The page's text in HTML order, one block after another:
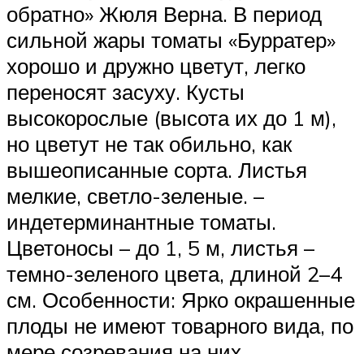
обратно» Жюля Верна. В период
сильной жары томаты «Бурратер»
хорошо и дружно цветут, легко
переносят засуху. Кусты
высокорослые (высота их до 1 м),
но цветут не так обильно, как
вышеописанные сорта. Листья
мелкие, светло-зеленые. –
индетерминантные томаты.
Цветоносы – до 1, 5 м, листья –
темно-зеленого цвета, длиной 2–4
см. Особенности: Ярко окрашенные
плоды не имеют товарного вида, по